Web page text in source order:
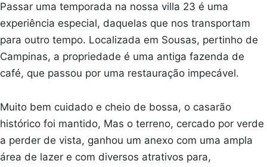
Passar uma temporada na nossa villa 23 é uma
experiência especial, daquelas que nos transportam
para outro tempo. Localizada em Sousas, pertinho de
Campinas, a propriedade é uma antiga fazenda de
café, que passou por uma restauração impecável.
Muito bem cuidado e cheio de bossa, o casarão
histórico foi mantido, Mas o terreno, cercado por verde
a perder de vista, ganhou um anexo com uma ampla
área de lazer e com diversos atrativos para,